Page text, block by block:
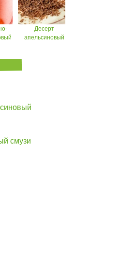
Десерт
апельсиновый
смузи